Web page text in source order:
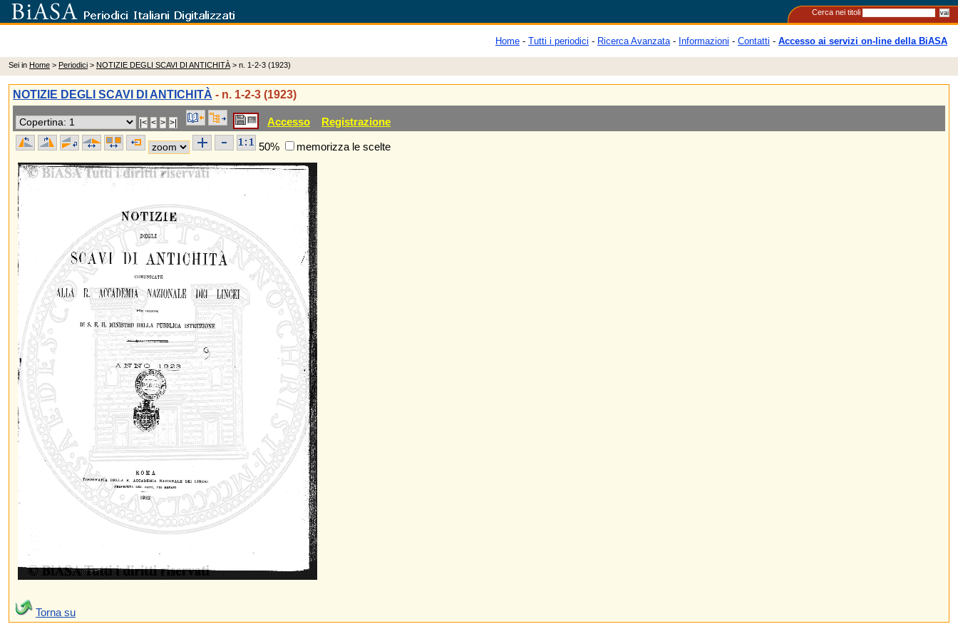
Cerca nei titoli
Home - Tutti i periodici - Ricerca Avanzata- Informazioni - Contatti - Accesso ai servizi on-line della BiASA
Sei in Home > Periodici > NOTIZIE DEGLI SCAVI DI ANTICHITÀ > n. 1-2-3 (1923)
NOTIZIE DEGLI SCAVI DI ANTICHITÀ - n. 1-2-3 (1923)
Accesso Registrazione
50% memorizza le scelte
Torna su